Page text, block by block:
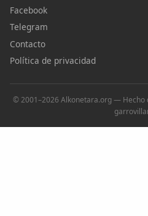
Facebook
Telegram
Contacto
Política de privacidad
© 2001–2026 Alkonetara.org — Hecho